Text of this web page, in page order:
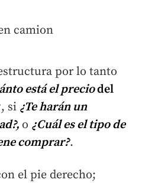
por lo tanto
está el preciodel
, si ¿Te harán un
o ¿Cuál es el tipo de
comprar?.
el pie derecho;